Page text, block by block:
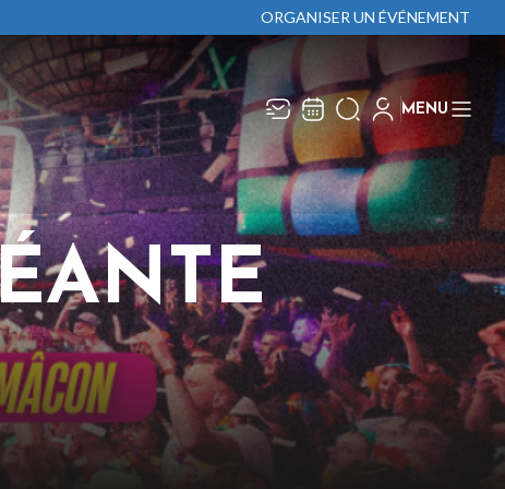
ORGANISER UN ÉVÉNEMENT
Fermer
Recevez toute l’actualité en
vous abonnant à notre
newsletter :
ENVOYER
Rivaj Group traite votre adresse électronique pour la
gestion de votre abonnement à la newsletter de
Mâcon Événements. Vous pouvez retirer votre
consentement à tout moment. Pour en savoir plus,
consultez notre politique de protection des données.
MENU